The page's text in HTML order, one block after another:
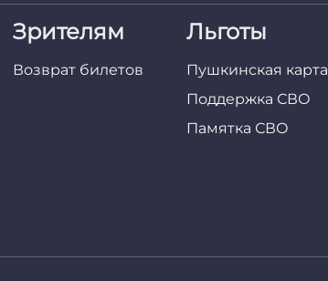
Зрителям
Возврат билетов
Льготы
Пушкинская карта
Поддержка СВО
Памятка СВО